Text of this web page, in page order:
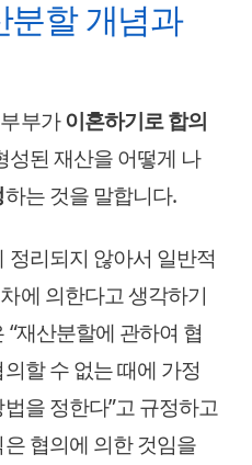
분할 개념과
부가이혼하기로 합의
성된 재산을 어떻게 나
하는 것을 말합니다.
리되지 않아서 일반적
에 의한다고 생각하기
재산분할에 관하여 협
할 수 없는 때에 가정
을 정한다”고 규정하고
협의에 의한 것임을